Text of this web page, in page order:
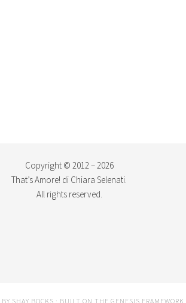
Copyright © 2012 – 2026
That’s Amore! di Chiara Selenati.
All rights reserved.
BY SHAY BOCKS · BUILT ON THE GENESIS FRAMEWORK